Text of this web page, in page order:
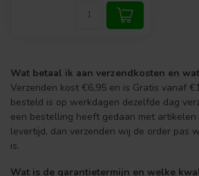
Wat betaal ik aan verzendkosten en
Verzenden kost €6,95 en is Gratis vanaf
besteld is op werkdagen dezelfde dag
een bestelling heeft gedaan met
levertijd, dan verzenden wij de order pas
is.
Wat is de garantietermijn en welke